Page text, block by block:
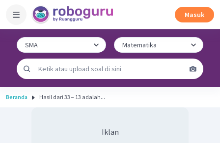
Masuk
Beranda Hasil dari 33 − 13 adalah...
Iklan